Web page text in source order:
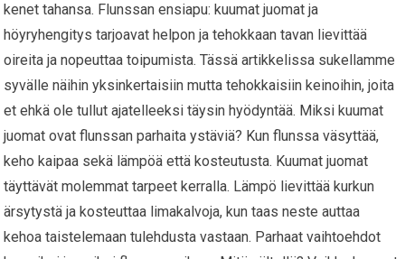
kenet tahansa. Flunssan ensiapu: kuumat juomat ja
höyryhengitys tarjoavat helpon ja tehokkaan tavan lievittää
oireita ja nopeuttaa toipumista. Tässä artikkelissa sukellamme
syvälle näihin yksinkertaisiin mutta tehokkaisiin keinoihin, joita
et ehkä ole tullut ajatelleeksi täysin hyödyntää. Miksi kuumat
juomat ovat flunssan parhaita ystäviä? Kun flunssa väsyttää,
keho kaipaa sekä lämpöä että kosteutusta. Kuumat juomat
täyttävät molemmat tarpeet kerralla. Lämpö lievittää kurkun
ärsytystä ja kosteuttaa limakalvoja, kun taas neste auttaa
kehoa taistelemaan tulehdusta vastaan. Parhaat vaihtoehdot